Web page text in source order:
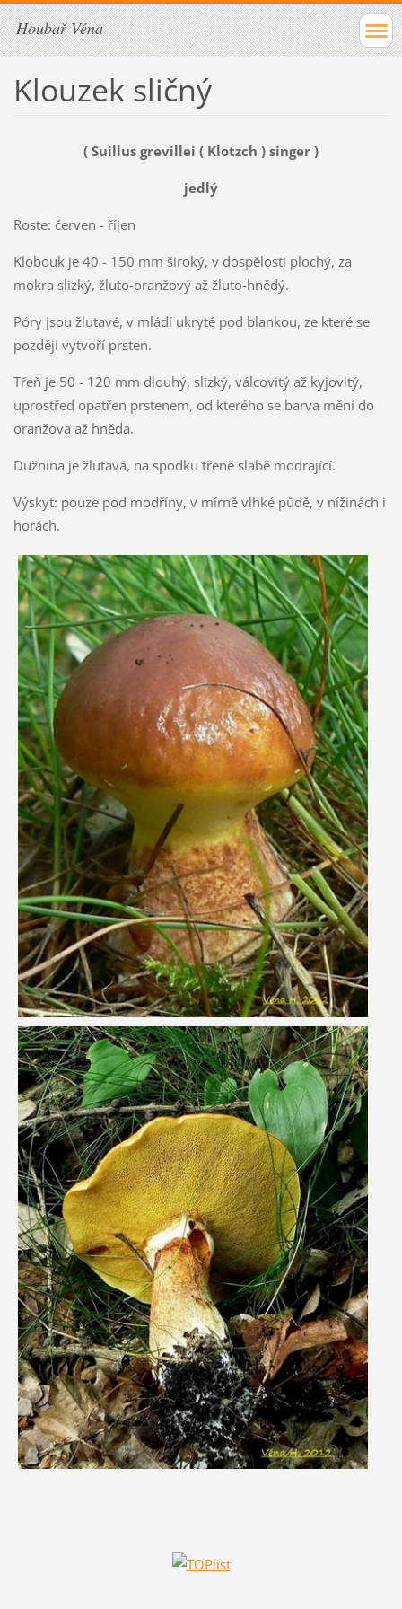
Houbař Véna
Klouzek sličný
( Suillus grevillei ( Klotzch ) singer )
jedlý
Roste: červen - říjen
Klobouk je 40 - 150 mm široký, v dospělosti plochý, za
mokra slizký, žluto-oranžový až žluto-hnědý.
Póry jsou žlutavé, v mládí ukryté pod blankou, ze které se
později vytvoří prsten.
Třeň je 50 - 120 mm dlouhý, slizký, válcovitý až kyjovitý,
uprostřed opatřen prstenem, od kterého se barva mění do
oranžova až hněda.
Dužnina je žlutavá, na spodku třeně slabě modrající.
Výskyt: pouze pod modříny, v mírně vlhké půdě, v nížinách i
horách.